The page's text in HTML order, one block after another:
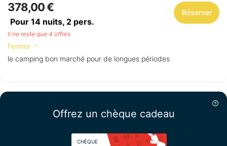
378,00 €
Pour 14 nuits, 2 pers.
Réserver
Il ne reste que 4 offres
Fermer
le camping bon marché pour de longues périodes
Offrez un chèque cadeau
CHÈQUE